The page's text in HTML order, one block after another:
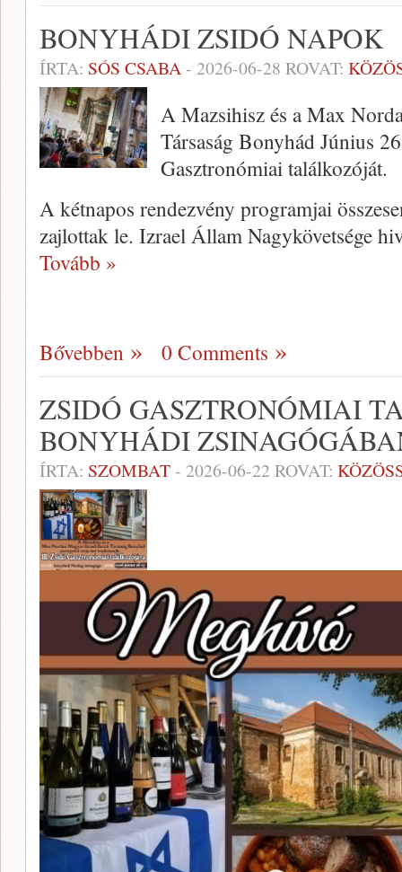
BONYHÁDI ZSIDÓ NAPOK
ÍRTA: SÓS CSABA- 2026-06-28 ROVAT:
A Mazsihisz és a Max
Társaság Bonyhád Június
Gasztronómiai találkozóját.
A kétnapos rendezvény programjai
zajlottak le. Izrael Állam Nagykövetsége
Tovább »
Bővebben 0 Comments
ZSIDÓ GASZTRONÓMIAI
BONYHÁDI
ÍRTA: SZOMBAT- 2026-06-22 ROVAT: